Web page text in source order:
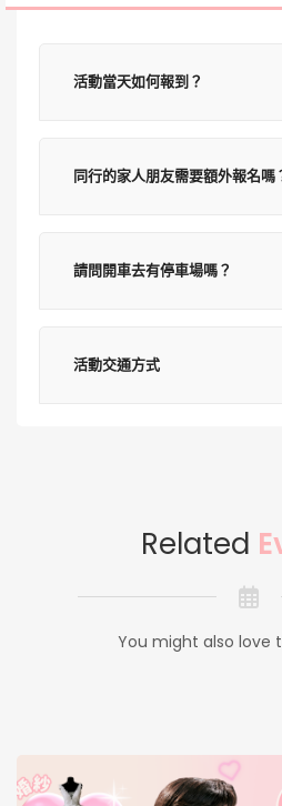
活動當天如何報到？
同行的家人朋友需要額外報名嗎
請問開車去有停車場嗎？
活動交通方式
Related
You might also love